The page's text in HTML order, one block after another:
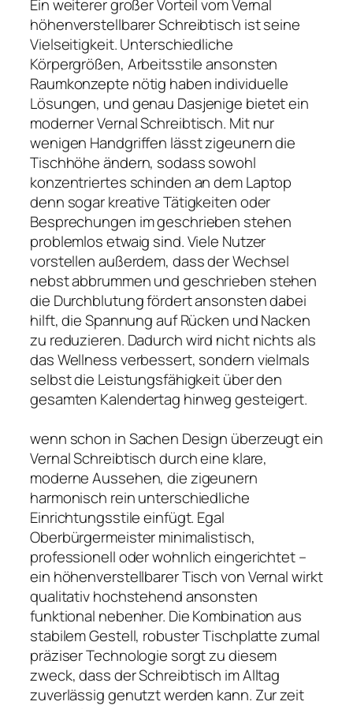
Ein weiterer großer Vorteil vom Vernal
höhenverstellbarer Schreibtisch ist seine
Vielseitigkeit. Unterschiedliche
Körpergrößen, Arbeitsstile ansonsten
Raumkonzepte nötig haben individuelle
Lösungen, und genau Dasjenige bietet ein
moderner Vernal Schreibtisch. Mit nur
wenigen Handgriffen lässt zigeunern die
Tischhöhe ändern, sodass sowohl
konzentriertes schinden an dem Laptop
denn sogar kreative Tätigkeiten oder
Besprechungen im geschrieben stehen
problemlos etwaig sind. Viele Nutzer
vorstellen außerdem, dass der Wechsel
nebst abbrummen und geschrieben stehen
die Durchblutung fördert ansonsten dabei
hilft, die Spannung auf Rücken und Nacken
zu reduzieren. Dadurch wird nicht nichts als
das Wellness verbessert, sondern vielmals
selbst die Leistungsfähigkeit über den
gesamten Kalendertag hinweg gesteigert.
wenn schon in Sachen Design überzeugt ein
Vernal Schreibtisch durch eine klare,
moderne Aussehen, die zigeunern
harmonisch rein unterschiedliche
Einrichtungsstile einfügt. Egal
Oberbürgermeister minimalistisch,
professionell oder wohnlich eingerichtet –
ein höhenverstellbarer Tisch von Vernal wirkt
qualitativ hochstehend ansonsten
funktional nebenher. Die Kombination aus
stabilem Gestell, robuster Tischplatte zumal
präziser Technologie sorgt zu diesem
zweck, dass der Schreibtisch im Alltag
zuverlässig genutzt werden kann. Zur zeit